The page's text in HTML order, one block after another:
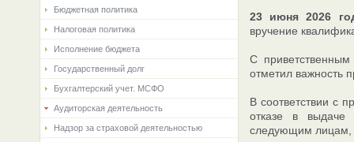
Бюджетная политика
Налоговая политика
Исполнение бюджета
Государственный долг
Бухгалтерский учет. МСФО
Аудиторская деятельность
Надзор за страховой деятельностью
23 июня 2026
вручение
С
отметил важность
В соответствии с
отказе в выдаче
следующим лицам,